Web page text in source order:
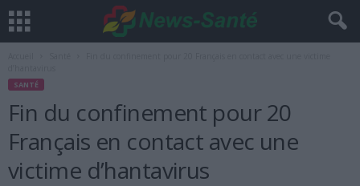
SANTÉ
Fin du confinement pour 20
Français en contact avec une
victime d’hantavirus